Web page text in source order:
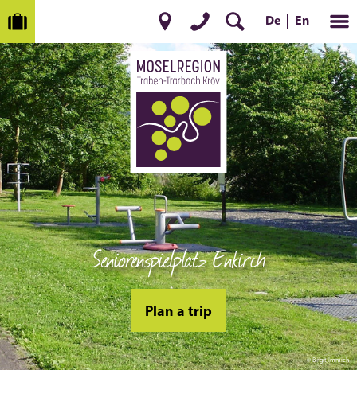
De En
© Birgit Immich
Seniorenspielplatz Enkirch
Plan a trip